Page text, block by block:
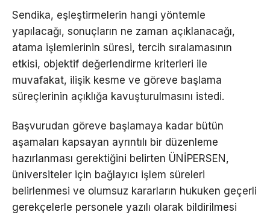
Sendika, eşleştirmelerin hangi yöntemle
yapılacağı, sonuçların ne zaman açıklanacağı,
atama işlemlerinin süresi, tercih sıralamasının
etkisi, objektif değerlendirme kriterleri ile
muvafakat, ilişik kesme ve göreve başlama
süreçlerinin açıklığa kavuşturulmasını istedi.
Başvurudan göreve başlamaya kadar bütün
aşamaları kapsayan ayrıntılı bir düzenleme
hazırlanması gerektiğini belirten ÜNİPERSEN,
üniversiteler için bağlayıcı işlem süreleri
belirlenmesi ve olumsuz kararların hukuken geçerli
gerekçelerle personele yazılı olarak bildirilmesi